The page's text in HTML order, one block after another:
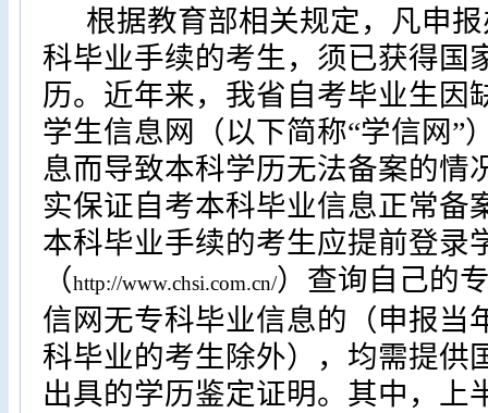
根据教育部相关规定，凡申
科毕业手续的考生，须已获得国
历。近年来，我省自考毕业生因
学生信息网（以下简称“学信网”
息而导致本科学历无法备案的情
实保证自考本科毕业信息正常备
本科毕业手续的考生应提前登录
（http://www.chsi.com.cn/）查询自己的
信网无专科毕业信息的（申报当
科毕业的考生除外），均需提供
出具的学历鉴定证明。其中，上